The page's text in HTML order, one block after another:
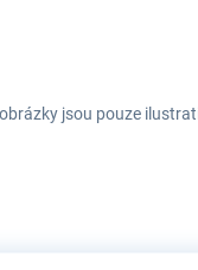
jsou pouze